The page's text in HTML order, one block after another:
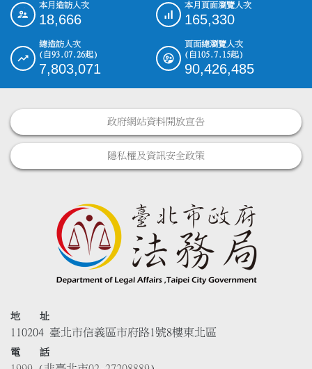
::: 本月造訪人次
18,666
本月頁面瀏覽人次
165,330
總造訪人次
(自93.07.26起)
7,803,071
頁面總瀏覽人次
(自105.7.15起)
90,426,485
政府網站資料開放宣告
隱私權及資訊安全政策
地 址
110204 臺北市信義區市府路1號8樓東北區
電 話